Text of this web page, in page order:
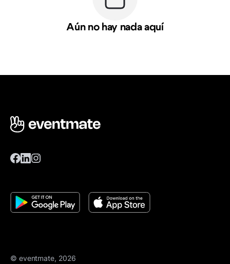
Aún no hay nada aquí
© eventmate, 2026